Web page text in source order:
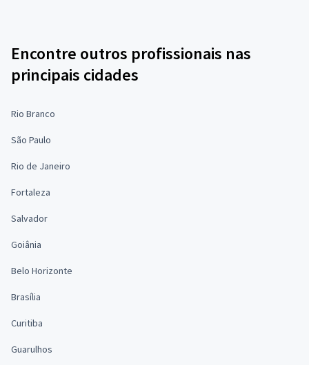
Encontre outros profissionais nas
principais cidades
Rio Branco
São Paulo
Rio de Janeiro
Fortaleza
Salvador
Goiânia
Belo Horizonte
Brasília
Curitiba
Guarulhos